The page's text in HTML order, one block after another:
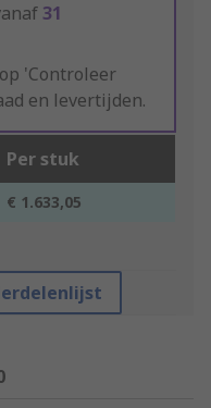
31
'Controleer
en levertijden.
Per stuk
€ 1.633,05